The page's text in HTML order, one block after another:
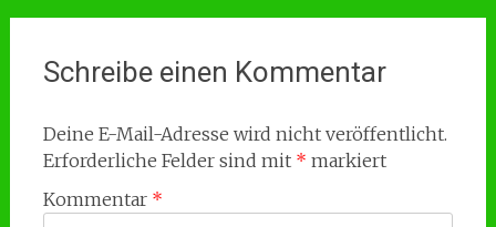
Schreibe einen Kommentar
Deine E-Mail-Adresse wird nicht veröffentlicht.
Erforderliche Felder sind mit * markiert
Kommentar *